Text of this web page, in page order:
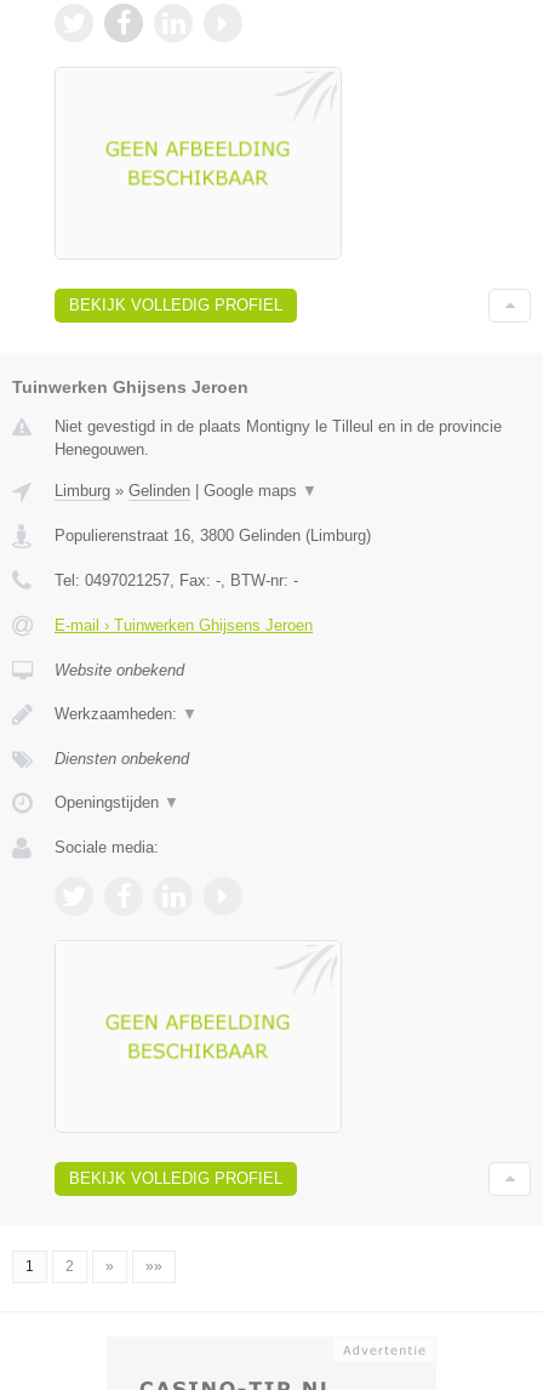
BEKIJK VOLLEDIG PROFIEL
Tuinwerken Ghijsens Jeroen
Niet gevestigd in de plaats Montigny le Tilleul en in de provincie
Henegouwen.
Limburg » Gelinden Google maps ▼
Populierenstraat 16 3800 Gelinden ( Limburg)
Tel: 0497021257 , Fax: - , BTW-nr: -
E-mail › Tuinwerken Ghijsens Jeroen
Website onbekend
Werkzaamheden: ▼
Diensten onbekend
Openingstijden ▼
Sociale media:
BEKIJK VOLLEDIG PROFIEL
1 2 » »»